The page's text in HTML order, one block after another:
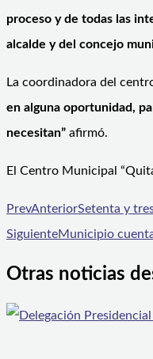
proceso y de todas las
alcalde y del concejo
La coordinadora del
en alguna oportunidad,
necesitan” afirmó.
El Centro Municipal
PrevAnteriorSetenta y
SiguienteMunicipio
Otras noticias